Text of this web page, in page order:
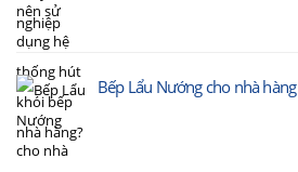
Bếp Lẩu Nướng cho nhà hàng